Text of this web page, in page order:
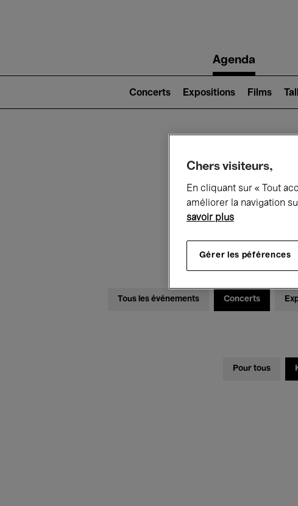
navigationAgenda
2)
Concerts Expositions Films
Ce
Tous les événements Concerts
Pour tous
Chers visiteurs,
En cliquant sur « Tout
améliorer la navigation
savoir plus
Gérer les péférences